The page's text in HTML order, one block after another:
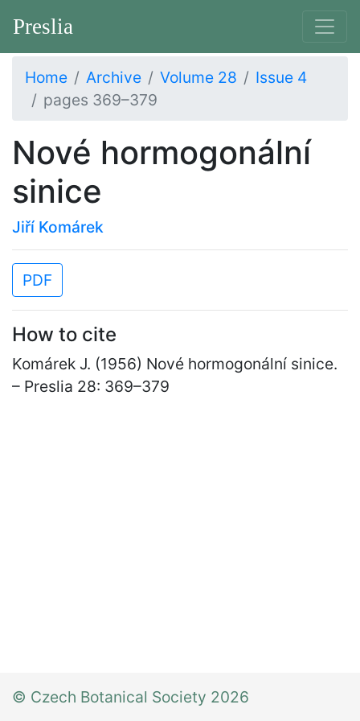
Preslia
Home Archive Volume 28
Issue 4
pages 369–379
Nové hormogonální
sinice
Jiří Komárek
PDF
How to cite
Komárek J. (1956) Nové hormogonální sinice.
– Preslia 28: 369–379
© Czech Botanical Society 2026